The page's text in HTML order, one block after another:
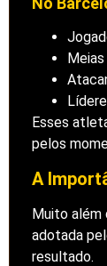
Esses
pelos
A
Muito além
adotada
resultado.